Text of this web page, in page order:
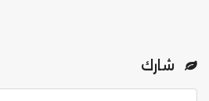
شارك